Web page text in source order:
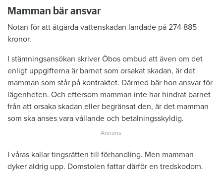
Mamman bär ansvar
Notan för att åtgärda vattenskadan landade på 274 885
kronor.
I stämningsansökan skriver Öbos ombud att även om det
enligt uppgifterna är barnet som orsakat skadan, är det
mamman som står på kontraktet. Därmed bär hon ansvar för
lägenheten. Och eftersom mamman inte har hindrat barnet
från att orsaka skadan eller begränsat den, är det mamman
som ska anses vara vållande och betalningsskyldig.
I våras kallar tingsrätten till förhandling. Men mamman
dyker aldrig upp. Domstolen fattar därför en tredskodom.